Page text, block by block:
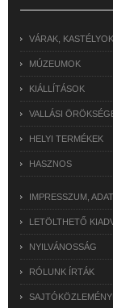
VÁRAK, KASTÉLYOK
MÚZEUMOK
KIÁLLÍTÁSOK
VALLÁSI
HELYI TERMÉKEK
HASZNOS
IMPRESSZUM,
LETÖLTHETŐ
NYILVÁNOSSÁG
RÓLUNK ÍRTÁK